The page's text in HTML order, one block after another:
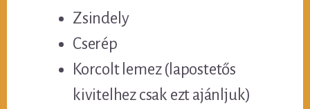
Zsindely
Cserép
Korcolt lemez (lapostetős
kivitelhez csak ezt ajánljuk)